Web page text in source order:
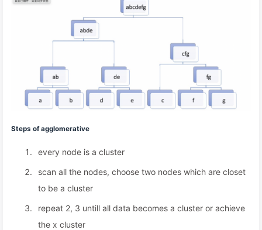
Steps of agglomerative
every node is a cluster
scan all the nodes, choose two nodes which are closet
to be a cluster
repeat 2, 3 untill all data becomes a cluster or achieve
the x cluster